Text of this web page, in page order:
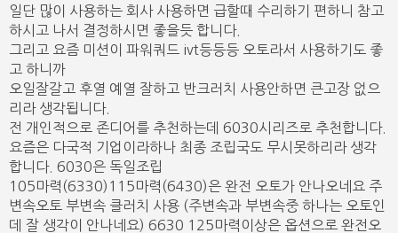
일단 많이 사용하는 회사 사용하면 급할때 수리하기 편하니 참고
하시고 나서 결정하시면 좋을듯 합니다.
그리고 요즘 미션이 파워쿼드 ivt등등등 오토라서 사용하기도 좋
고 하니까
오일잘갈고 후열 예열 잘하고 반크러치 사용안하면 큰고장 없으
리라 생각됩니다.
전 개인적으로 존디어를 추천하는데 6030시리즈로 추천합니다.
요즘은 다국적 기업이라하나 최종 조립국도 무시못하리라 생각
합니다. 6030은 독일조립
105마력(6330)115마력(6430)은 완전 오토가 안나오네요 주
변속오토 부변속 클러치 사용 (주변속과 부변속중 하나는 오토인
데 잘 생각이 안나네요) 6630 125마력이상은 옵션으로 완전오